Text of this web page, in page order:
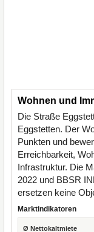
Wohnen und
Die Straße
Eggstetten. Der
Punkten und
Erreichbarkeit,
Infrastruktur. Die
2022 und BBSR
ersetzen keine
Marktindikatoren
Ø Nettokaltmiete